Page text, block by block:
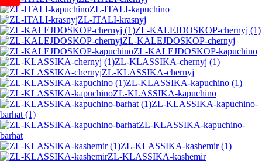
ZL-ITALI-kapuchino
ZL-ITALI-krasnyj
ZL-KALEJDOSKOP-chernyj (1)
ZL-KALEJDOSKOP-chernyj
ZL-KALEJDOSKOP-kapuchino
ZL-KLASSIKA-chernyj (1)
ZL-KLASSIKA-chernyj
ZL-KLASSIKA-kapuchino (1)
ZL-KLASSIKA-kapuchino
ZL-KLASSIKA-kapuchino-
barhat (1)
ZL-KLASSIKA-kapuchino-
barhat
ZL-KLASSIKA-kashemir (1)
ZL-KLASSIKA-kashemir